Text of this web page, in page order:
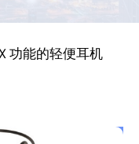
功能的轻便耳机